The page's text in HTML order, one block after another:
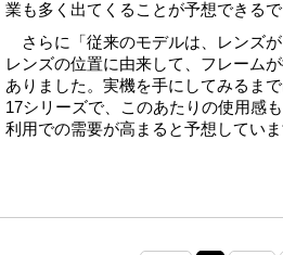
業も多く出てくることが予想できるで
さらに「従来のモデルは、レンズが
レンズの位置に由来して、フレーム
ありました。実機を手にしてみるま
17シリーズで、このあたりの使用感
利用での需要が高まると予想していま